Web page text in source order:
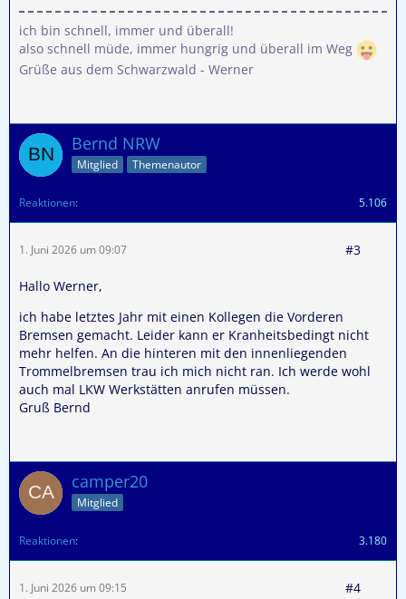
ich bin schnell, immer und überall!
also schnell müde, immer hungrig und überall im Weg
Grüße aus dem Schwarzwald - Werner
Bernd NRW
Mitglied Themenautor
Reaktionen 5.106
1. Juni 2026 um 09:07 #3
Hallo Werner,
ich habe letztes Jahr mit einen Kollegen die Vorderen
Bremsen gemacht. Leider kann er Kranheitsbedingt nicht
mehr helfen. An die hinteren mit den innenliegenden
Trommelbremsen trau ich mich nicht ran. Ich werde wohl
auch mal LKW Werkstätten anrufen müssen.
Gruß Bernd
camper20
Mitglied
Reaktionen 3.180
1. Juni 2026 um 09:15 #4